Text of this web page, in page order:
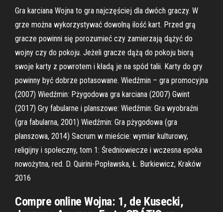
Gra karciana Wojna to gra najczęściej dla dwóch graczy. W
grze można wykorzystywać dowolną ilość kart. Przed grą
gracze powinni się porozumieć czy zamierzają dążyć do
wojny czy do pokoju. Jeżeli gracze dążą do pokoju biorą
swoje karty z powrotem i kładą je na spód talii. Karty do gry
powinny być dobrze potasowane. Wiedźmin – gra promocyjna
(2007) Wiedźmin: Pżygodowa gra karciana (2007) Gwint
(2017) Gry fabularne i planszowe: Wiedźmin: Gra wyobraźni
(gra fabularna, 2001) Wiedźmin: Gra pżygodowa (gra
planszowa, 2014) Sacrum w mieście: wymiar kulturowy,
religijny i społeczny, tom 1: Średniowiecze i wczesna epoka
nowożytna, red. D. Quirini-Popławska, Ł. Burkiewicz, Kraków
2016
Compre online Wojna: 1, de Kusecki,